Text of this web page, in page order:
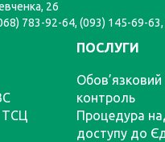
26
783-92-64, (093) 145-69-
ТСЦ
ПОСЛУГИ
Обов’язковий
контроль
Процедура
доступу до